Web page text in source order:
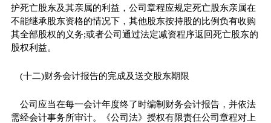
护死亡股东及其亲属的利益，公司章程应规定死亡股东亲属在
不能继承股东资格的情况下，其他股东按持股的比例负有收购
其全部股权的义务;或者公司通过法定减资程序返回死亡股东的
股权利益。
(十二)财务会计报告的完成及送交股东期限
公司应当在每一会计年度终了时编制财务会计报告，并依法
需经会计事务所审计。《公司法》授权有限责任公司章程对上